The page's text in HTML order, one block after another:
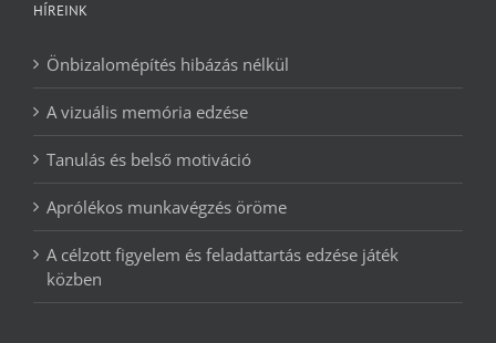
HÍREINK
Önbizalomépítés hibázás nélkül
A vizuális memória edzése
Tanulás és belső motiváció
Aprólékos munkavégzés öröme
A célzott figyelem és feladattartás edzése játék
közben